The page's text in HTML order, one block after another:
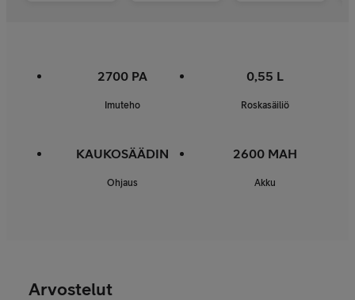
2700 PA
Imuteho
0,55 L
Roskasäiliö
KAUKOSÄÄDIN
Ohjaus
2600 MAH
Akku
Arvostelut